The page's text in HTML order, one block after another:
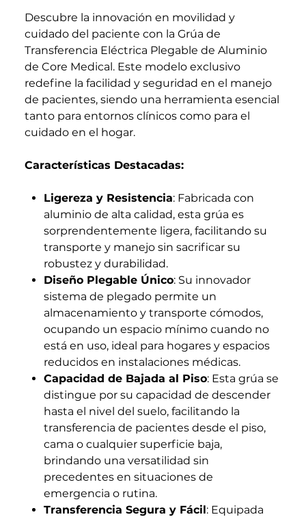
Descubre la innovación en movilidad y
cuidado del paciente con la Grúa de
Transferencia Eléctrica Plegable de Aluminio
de Core Medical. Este modelo exclusivo
redefine la facilidad y seguridad en el manejo
de pacientes, siendo una herramienta esencial
tanto para entornos clínicos como para el
cuidado en el hogar.
Características Destacadas:
Ligereza y Resistencia: Fabricada con
aluminio de alta calidad, esta grúa es
sorprendentemente ligera, facilitando su
transporte y manejo sin sacrificar su
robustez y durabilidad.
Diseño Plegable Único: Su innovador
sistema de plegado permite un
almacenamiento y transporte cómodos,
ocupando un espacio mínimo cuando no
está en uso, ideal para hogares y espacios
reducidos en instalaciones médicas.
Capacidad de Bajada al Piso: Esta grúa se
distingue por su capacidad de descender
hasta el nivel del suelo, facilitando la
transferencia de pacientes desde el piso,
cama o cualquier superficie baja,
brindando una versatilidad sin
precedentes en situaciones de
emergencia o rutina.
Transferencia Segura y Fácil: Equipada